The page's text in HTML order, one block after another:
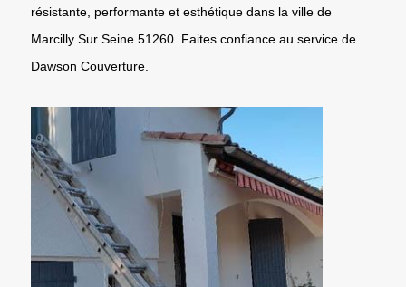
résistante, performante et esthétique dans la ville de
Marcilly Sur Seine 51260. Faites confiance au service de
Dawson Couverture.